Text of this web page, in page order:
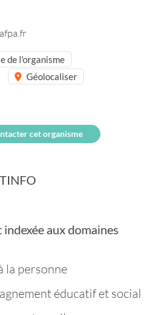
de l'organisme
Géolocaliser
cet organisme
aux domaines
la personne
éducatif et social